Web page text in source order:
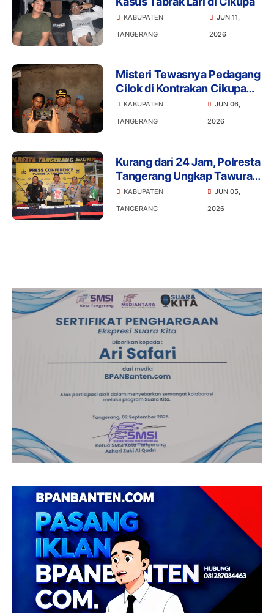
KABUPATEN
TANGERANG
JUN 11,
2026
Misteri Tewasnya Pedagang
Cilok di Kontrakan Cikupa
Terungkap, 2 Pelaku Diciduk
KABUPATEN
TANGERANG
JUN 06,
2026
Kurang dari 24 Jam, Polresta
Tangerang Ungkap Tawuran
yang Tewaskan Satu Pelajar
di Sindang Jaya
KABUPATEN
TANGERANG
JUN 05,
2026